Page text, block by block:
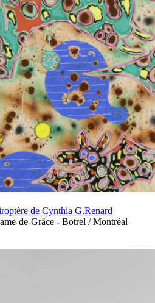
de Cynthia G.Renard
de-Grâce - Botrel / Montréal